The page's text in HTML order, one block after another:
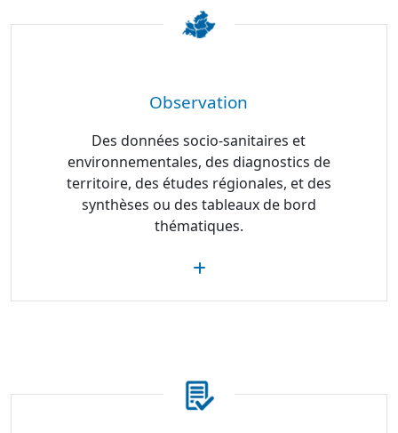
Observation
Des données socio-sanitaires et
environnementales, des diagnostics de
territoire, des études régionales, et des
synthèses ou des tableaux de bord
thématiques.